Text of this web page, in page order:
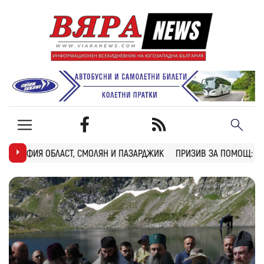
И ПАЗАРДЖИК ПРИЗИВ ЗА ПОМОЩ: БОБОШЕВО ТЪРСИ